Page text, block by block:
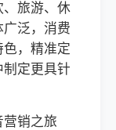
、旅游、休
泛，消费
，精准定
定更具针
销之旅